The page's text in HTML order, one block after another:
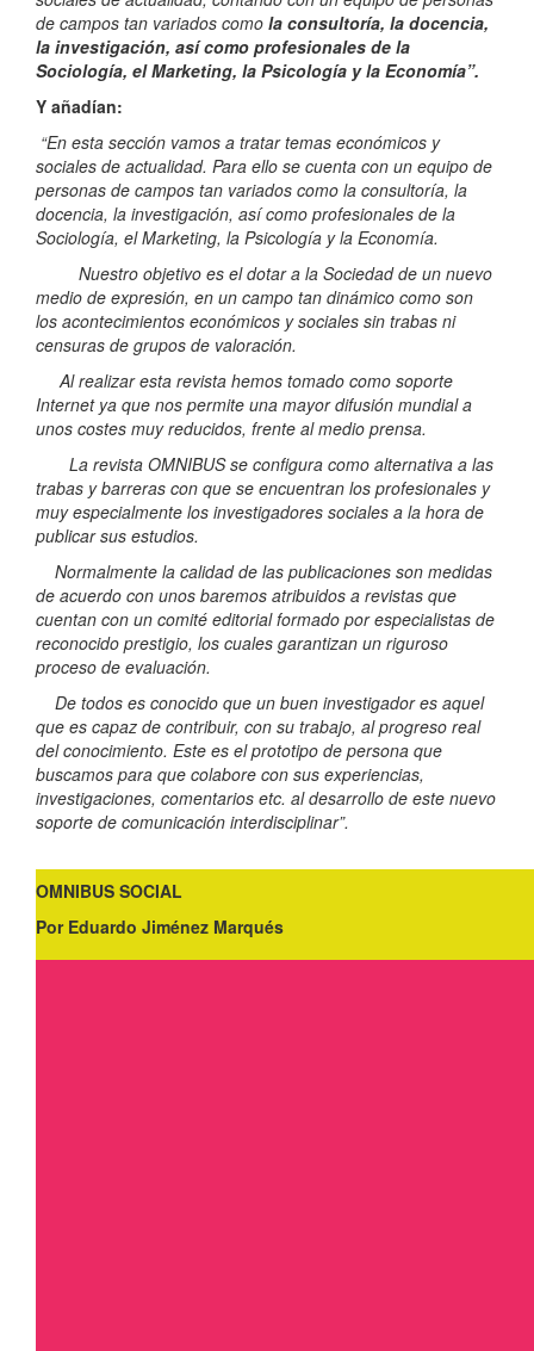
de campos tan variados como la consultoría, la docencia,
la investigación, así como profesionales de la
Sociología, el Marketing, la Psicología y la Economía”.
Y añadían:
“En esta sección vamos a tratar temas económicos y
sociales de actualidad. Para ello se cuenta con un equipo de
personas de campos tan variados como la consultoría, la
docencia, la investigación, así como profesionales de la
Sociología, el Marketing, la Psicología y la Economía.
Nuestro objetivo es el dotar a la Sociedad de un nuevo
medio de expresión, en un campo tan dinámico como son
los acontecimientos económicos y sociales sin trabas ni
censuras de grupos de valoración.
Al realizar esta revista hemos tomado como soporte
Internet ya que nos permite una mayor difusión mundial a
unos costes muy reducidos, frente al medio prensa.
La revista OMNIBUS se configura como alternativa a las
trabas y barreras con que se encuentran los profesionales y
muy especialmente los investigadores sociales a la hora de
publicar sus estudios.
Normalmente la calidad de las publicaciones son medidas
de acuerdo con unos baremos atribuidos a revistas que
cuentan con un comité editorial formado por especialistas de
reconocido prestigio, los cuales garantizan un riguroso
proceso de evaluación.
De todos es conocido que un buen investigador es aquel
que es capaz de contribuir, con su trabajo, al progreso real
del conocimiento. Este es el prototipo de persona que
buscamos para que colabore con sus experiencias,
investigaciones, comentarios etc. al desarrollo de este nuevo
soporte de comunicación interdisciplinar”.
OMNIBUS SOCIAL
Por Eduardo Jiménez Marqués